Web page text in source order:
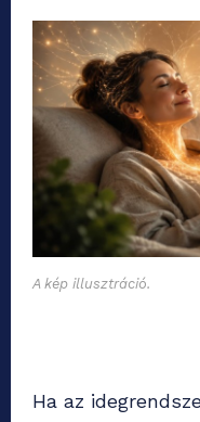
A kép illusztráció.
Ha az